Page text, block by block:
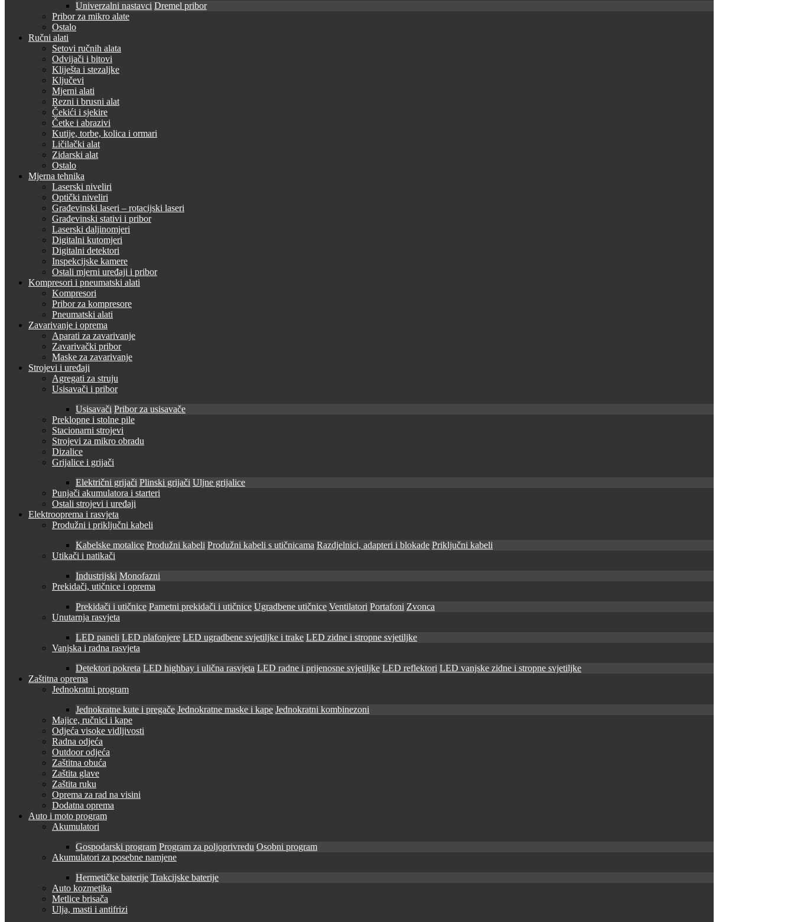
Univerzalni nastavci Dremel pribor
Pribor za mikro alate
Ostalo
Ručni alati
Setovi ručnih alata
Odvijači i bitovi
Kliješta i stezaljke
Ključevi
Mjerni alati
Rezni i brusni alat
Čekići i sjekire
Četke i abrazivi
Kutije, torbe, kolica i ormari
Ličilački alat
Zidarski alat
Ostalo
Mjerna tehnika
Laserski niveliri
Optički niveliri
Građevinski laseri – rotacijski laseri
Građevinski stativi i pribor
Laserski daljinomjeri
Digitalni kutomjeri
Digitalni detektori
Inspekcijske kamere
Ostali mjerni uređaji i pribor
Kompresori i pneumatski alati
Kompresori
Pribor za kompresore
Pneumatski alati
Zavarivanje i oprema
Aparati za zavarivanje
Zavarivački pribor
Maske za zavarivanje
Strojevi i uređaji
Agregati za struju
Usisavači i pribor
Usisavači Pribor za usisavače
Preklopne i stolne pile
Stacionarni strojevi
Strojevi za mikro obradu
Dizalice
Grijalice i grijači
Električni grijači Plinski grijači Uljne grijalice
Punjači akumulatora i starteri
Ostali strojevi i uređaji
Elektrooprema i rasvjeta
Produžni i priključni kabeli
Kabelske motalice Produžni kabeli Produžni kabeli s utičnicama Razdjelnici, adapteri i blokade Priključni kabeli
Utikači i natikači
Industrijski Monofazni
Prekidači, utičnice i oprema
Prekidači i utičnice Pametni prekidači i utičnice Ugradbene utičnice Ventilatori Portafoni Zvonca
Unutarnja rasvjeta
LED paneli LED plafonjere LED ugradbene svjetiljke i trake LED zidne i stropne svjetiljke
Vanjska i radna rasvjeta
Detektori pokreta LED highbay i ulična rasvjeta LED radne i prijenosne svjetiljke LED reflektori LED vanjske zidne i stropne svjetiljke
Zaštitna oprema
Jednokratni program
Jednokratne kute i pregače Jednokratne maske i kape Jednokratni kombinezoni
Majice, ručnici i kape
Odjeća visoke vidljivosti
Radna odjeća
Outdoor odjeća
Zaštitna obuća
Zaštita glave
Zaštita ruku
Oprema za rad na visini
Dodatna oprema
Auto i moto program
Akumulatori
Gospodarski program Program za poljoprivredu Osobni program
Akumulatori za posebne namjene
Hermetičke baterije Trakcijske baterije
Auto kozmetika
Metlice brisača
Ulja, masti i antifrizi